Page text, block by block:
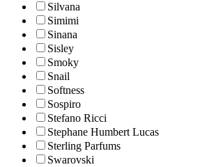
Silvana
Simimi
Sinana
Sisley
Smoky
Snail
Softness
Sospiro
Stefano Ricci
Stephane Humbert Lucas
Sterling Parfums
Swarovski